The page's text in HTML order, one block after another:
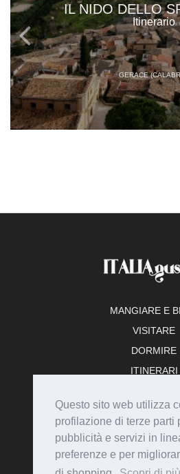
Questo sito web utilizza
profilazione di terze parti
pubblicità e servizi in
preferenze e per
IL NIDO DELLO
Itinerario
GERACE
MANGIARE E
VISITARE
DORMIRE
ITINERARI
ADERISCI